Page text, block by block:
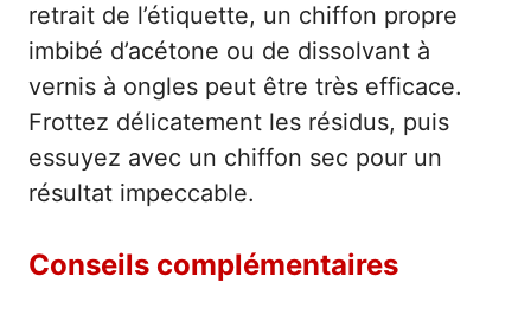
retrait de l’étiquette, un chiffon propre
imbibé d’acétone ou de dissolvant à
vernis à ongles peut être très efficace.
Frottez délicatement les résidus, puis
essuyez avec un chiffon sec pour un
résultat impeccable.
Conseils complémentaires